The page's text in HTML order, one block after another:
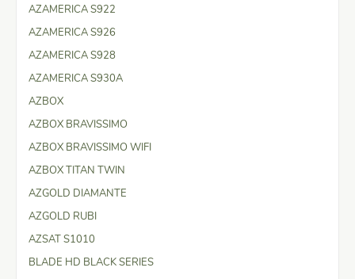
AZAMERICA S922
AZAMERICA S926
AZAMERICA S928
AZAMERICA S930A
AZBOX
AZBOX BRAVISSIMO
AZBOX BRAVISSIMO WIFI
AZBOX TITAN TWIN
AZGOLD DIAMANTE
AZGOLD RUBI
AZSAT S1010
BLADE HD BLACK SERIES